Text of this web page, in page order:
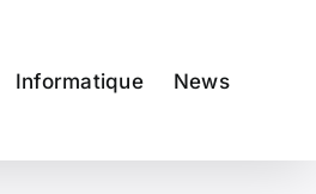
Informatique News